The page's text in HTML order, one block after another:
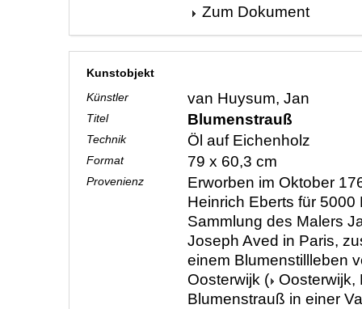
Zum Dokument
Kunstobjekt
Künstler
van Huysum, Jan
Titel Blumenstrauß
Technik Öl auf Eichenholz
Format 79 x 60,3 cm
Provenienz
Erworben im Oktober
Heinrich Eberts für 5000
Sammlung des Malers
Joseph Aved in Paris,
einem Blumenstillleben
Oosterwijk (
Oosterwijk,
Blumenstrauß in einer